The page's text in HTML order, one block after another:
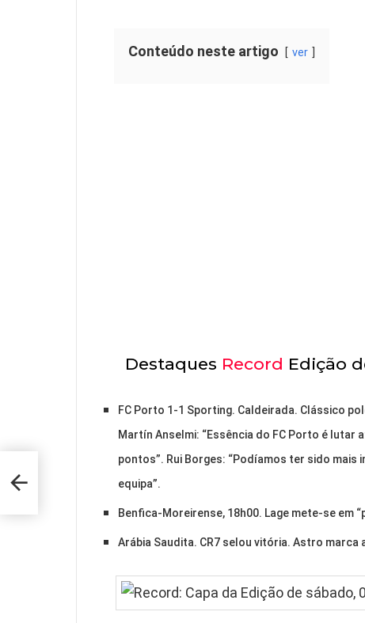
Conteúdo neste artigo ver
Destaques Record Edição
FC Porto 1-1 Sporting. Caldeirada. Clássico
Martín Anselmi: “Essência do FC Porto é lutar
pontos”. Rui Borges: “Podíamos ter sido
equipa”.
Benfica-Moreirense, 18h00. Lage mete-se em
Arábia Saudita. CR7 selou vitória. Astro marca